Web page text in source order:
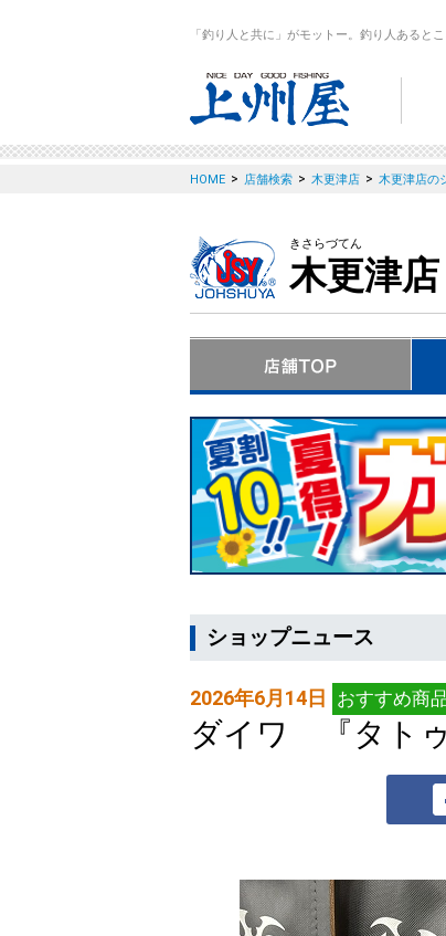
「釣り人と共に」がモットー。釣り人あると
HOME > 店舗検索 > 木更津店 > 木更津店の
きさらづてん
木更津店
ショップニュース
2026年6月14日 おすすめ商
ダイワ 『タト